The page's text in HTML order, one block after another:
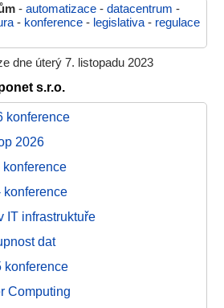
- automatizace - datacentrum -
- konference - legislativa- regulace
dne úterý 7. listopadu 2023
s.r.o.
konference
2026
konference
IT infrastruktuře
dat
konference
Computing